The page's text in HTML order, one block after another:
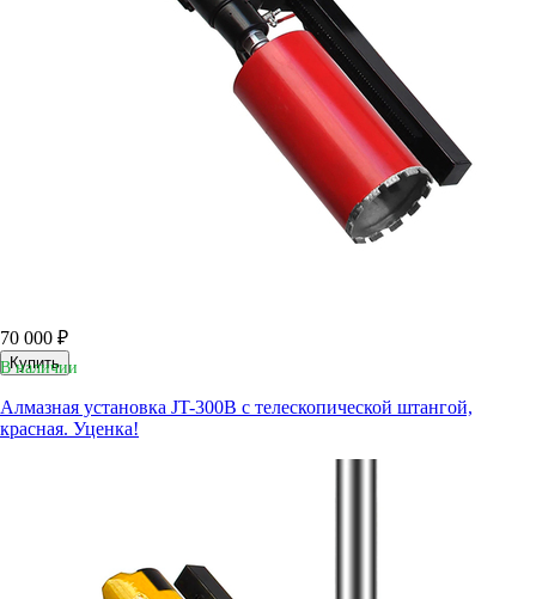
70 000 ₽
Купить
В наличии
Алмазная установка JT-300B с телескопической штангой,
красная. Уценка!